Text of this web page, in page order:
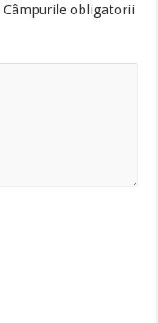
Câmpurile obligatorii